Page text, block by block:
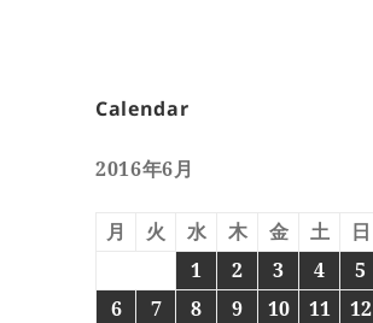
Calendar
2016年6月
月 火 水 木 金 土
日
1
2 3 4
5
6
7 8 9 10 11
12